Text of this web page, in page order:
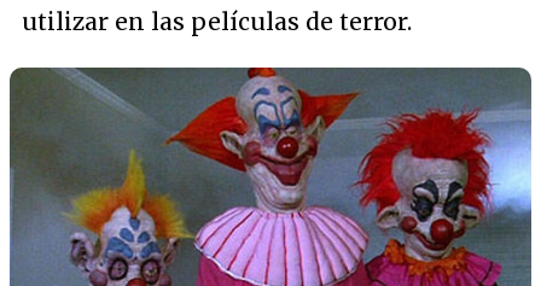
utilizar en las películas de terror.